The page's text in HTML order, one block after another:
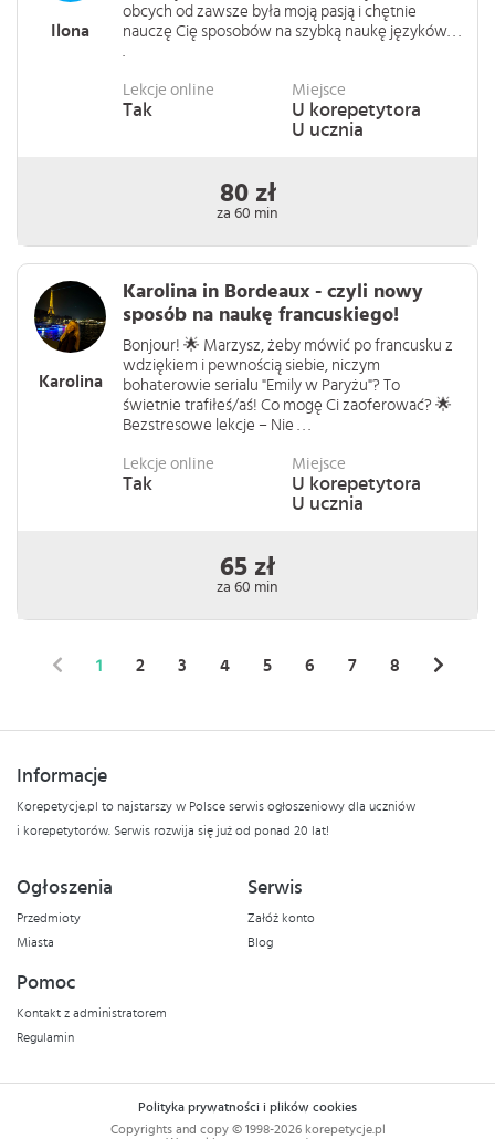
Ilona
obcych od zawsze była moją pasją i chętnie
nauczę Cię sposobów na szybką naukę języków. . .
.
Lekcje online
Tak
Miejsce
U korepetytora
U ucznia
80 zł
za 60 min
Karolina
Karolina in Bordeaux - czyli nowy
sposób na naukę francuskiego!
Bonjour! 🌟 Marzysz, żeby mówić po francusku z
wdziękiem i pewnością siebie, niczym
bohaterowie serialu "Emily w Paryżu"? To
świetnie trafiłeś/aś! Co mogę Ci zaoferować? 🌟
Bezstresowe lekcje – Nie . . .
Lekcje online
Tak
Miejsce
U korepetytora
U ucznia
65 zł
za 60 min
1 2 3 4 5 6 7 8
Informacje
Korepetycje.pl to najstarszy w Polsce serwis ogłoszeniowy dla uczniów
i korepetytorów. Serwis rozwija się już od ponad 20 lat!
Ogłoszenia
Przedmioty
Miasta
Serwis
Załóż konto
Blog
Pomoc
Kontakt z administratorem
Regulamin
Polityka prywatności i plików cookies
Copyrights and copy © 1998-2026 korepetycje.pl